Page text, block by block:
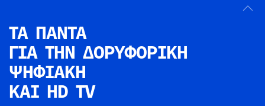
ΤΑ ΠΑΝΤΑ
ΓΙΑ ΤΗΝ ΔΟΡΥΦΟΡΙΚΗ
ΨΗΦΙΑΚΗ
ΚΑΙ HD TV